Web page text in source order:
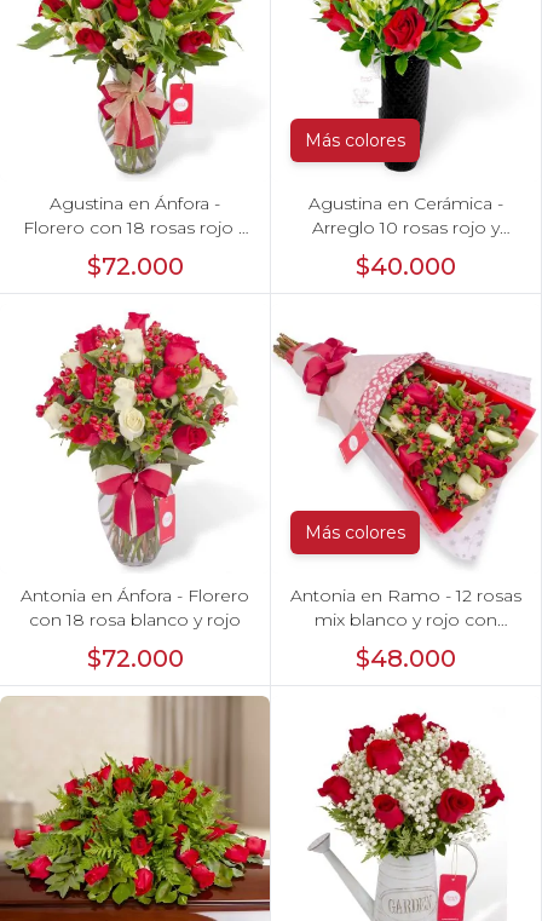
Agustina en Ánfora -
Florero con 18 rosas rojo y
astromelias
$72.000
Más colores
Agustina en Cerámica -
Arreglo 10 rosas rojo y
astromeliass
$40.000
Antonia en Ánfora - Florero
con 18 rosa blanco y rojo
$72.000
Más colores
Antonia en Ramo - 12 rosas
mix blanco y rojo con
hypericum
$48.000